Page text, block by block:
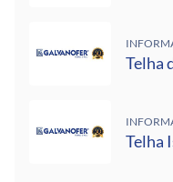
Telha
Telha